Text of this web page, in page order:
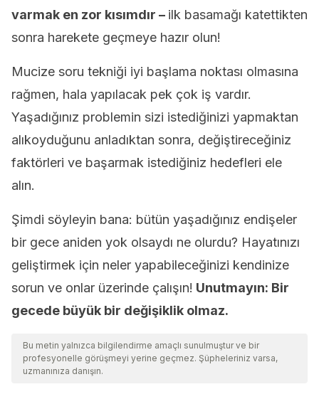
varmak en zor kısımdır – ilk basamağı katettikten
sonra harekete geçmeye hazır olun!
Mucize soru tekniği iyi başlama noktası olmasına
rağmen, hala yapılacak pek çok iş vardır.
Yaşadığınız problemin sizi istediğinizi yapmaktan
alıkoyduğunu anladıktan sonra, değiştireceğiniz
faktörleri ve başarmak istediğiniz hedefleri ele
alın.
Şimdi söyleyin bana: bütün yaşadığınız endişeler
bir gece aniden yok olsaydı ne olurdu? Hayatınızı
geliştirmek için neler yapabileceğinizi kendinize
sorun ve onlar üzerinde çalışın! Unutmayın: Bir
gecede büyük bir değişiklik olmaz.
Bu metin yalnızca bilgilendirme amaçlı sunulmuştur ve bir
profesyonelle görüşmeyi yerine geçmez. Şüpheleriniz varsa,
uzmanınıza danışın.